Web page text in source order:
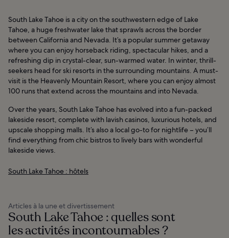
South Lake Tahoe is a city on the southwestern edge of Lake
Tahoe, a huge freshwater lake that sprawls across the border
between California and Nevada. It’s a popular summer getaway
where you can enjoy horseback riding, spectacular hikes, and a
refreshing dip in crystal-clear, sun-warmed water. In winter, thrill-
seekers head for ski resorts in the surrounding mountains. A must-
visit is the Heavenly Mountain Resort, where you can enjoy almost
100 runs that extend across the mountains and into Nevada.
Over the years, South Lake Tahoe has evolved into a fun-packed
lakeside resort, complete with lavish casinos, luxurious hotels, and
upscale shopping malls. It’s also a local go-to for nightlife – you’ll
find everything from chic bistros to lively bars with wonderful
lakeside views.
South Lake Tahoe : hôtels
Articles à la une et divertissement
South Lake Tahoe : quelles sont
les activités incontournables ?